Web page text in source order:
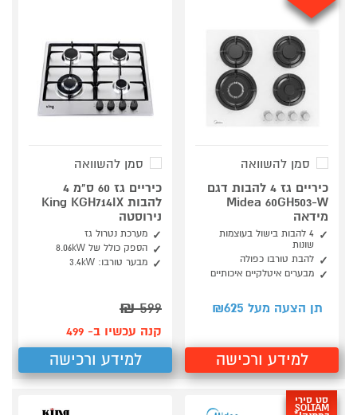
סמן להשוואה
כיריים גז 4 להבות דגם
Midea 60GH503-W
מידאה
4 להבות בישול בעוצמות
שונות
להבת טורבו כפולה
מבערים איטלקיים איכותיים
תן הצעה מעל ₪ 625
למידע ורכישה
סמן להשוואה
כיריים גז 60 ס"מ 4
להבות King KGH714IX
נירוסטה
מערכת נטרול גז
הספק כולל של 8.06kW
מבער טורבו: 3.4kW
599
₪
קנה עכשיו ב- 499
למידע ורכישה
סט סירי
SOLTAM